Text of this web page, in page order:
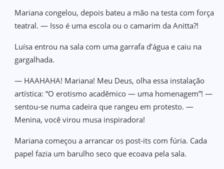
Mariana congelou, depois bateu a mão na testa com força
teatral. — Isso é uma escola ou o camarim da Anitta?!
Luísa entrou na sala com uma garrafa d’água e caiu na
gargalhada.
— HAAHAHA! Mariana! Meu Deus, olha essa instalação
artística: “O erotismo acadêmico — uma homenagem”! —
sentou‑se numa cadeira que rangeu em protesto. —
Menina, você virou musa inspiradora!
Mariana começou a arrancar os post‑its com fúria. Cada
papel fazia um barulho seco que ecoava pela sala.